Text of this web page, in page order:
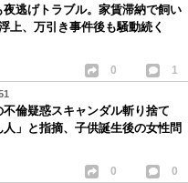
逃げトラブル。家賃滞納で飼い
上、万引き事件後も騒動続く
0 1
倫疑惑スキャンダル斬り捨て
」と指摘、子供誕生後の女性問
0 0